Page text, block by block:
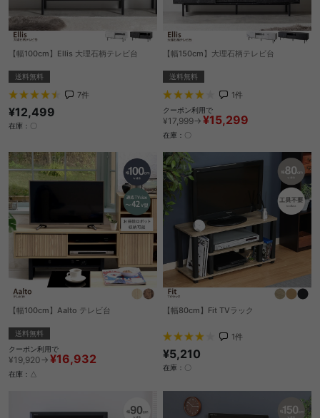
【幅100cm】Ellis 大理石柄テレビ台
送料無料
7件
¥12,499
在庫：〇
【幅150cm】大理石柄テレビ台
送料無料
1件
クーポン利用で
¥17,999→ ¥15,299
在庫：〇
【幅100cm】Aalto テレビ台
送料無料
クーポン利用で
¥19,920→ ¥16,932
在庫：△
【幅80cm】Fit TVラック
1件
¥5,210
在庫：〇